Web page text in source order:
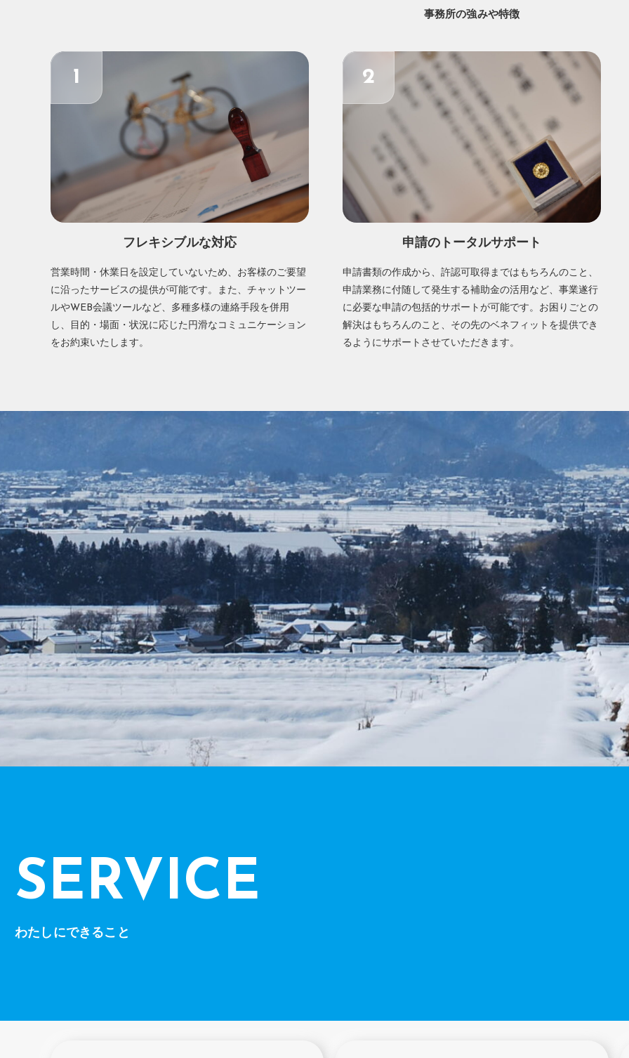
事務所の強みや特徴
1
フレキシブルな対応
営業時間・休業日を設定していないため、お客様のご要望
に沿ったサービスの提供が可能です。また、チャットツー
ルやWEB会議ツールなど、多種多様の連絡手段を併用
し、目的・場面・状況に応じた円滑なコミュニケーション
をお約束いたします。
2
申請のトータルサポート
申請書類の作成から、許認可取得まではもちろんのこと、
申請業務に付随して発生する補助金の活用など、事業遂行
に必要な申請の包括的サポートが可能です。お困りごとの
解決はもちろんのこと、その先のベネフィットを提供でき
るようにサポートさせていただきます。
SERVICE
わたしにできること